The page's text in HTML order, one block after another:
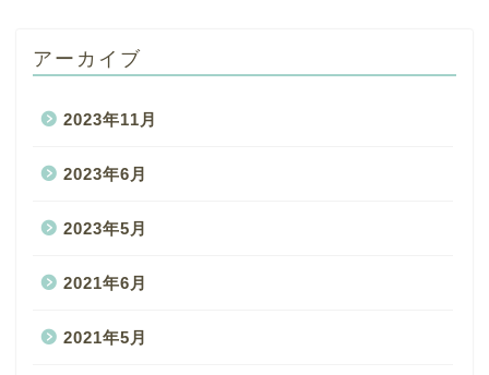
アーカイブ
2023年11月
2023年6月
2023年5月
2021年6月
2021年5月